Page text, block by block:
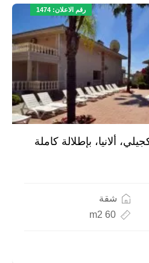
رقم الاعلان: 1474
جيكجيلي، ألانيا، بإطلالة كاملة
شقة
60 m2